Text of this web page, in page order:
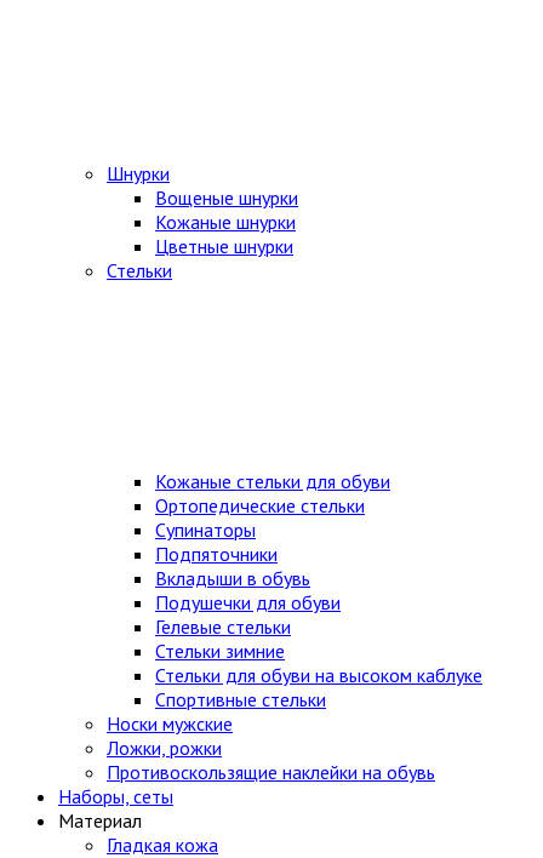
Шнурки
Вощеные шнурки
Кожаные шнурки
Цветные шнурки
Стельки
Кожаные стельки для обуви
Ортопедические стельки
Супинаторы
Подпяточники
Вкладыши в обувь
Подушечки для обуви
Гелевые стельки
Стельки зимние
Стельки для обуви на высоком каблуке
Спортивные стельки
Носки мужские
Ложки, рожки
Противоскользящие наклейки на обувь
Наборы, сеты
Материал
Гладкая кожа